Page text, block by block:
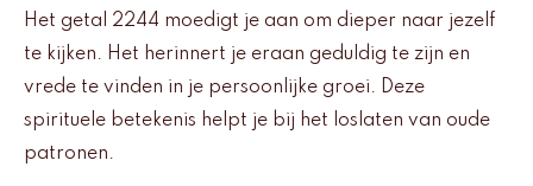
Het getal 2244 moedigt je aan om dieper naar jezelf
te kijken. Het herinnert je eraan geduldig te zijn en
vrede te vinden in je persoonlijke groei. Deze
spirituele betekenis helpt je bij het loslaten van oude
patronen.